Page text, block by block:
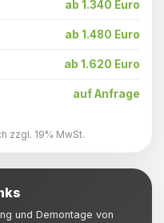
ab 1.340 Euro
ab 1.480 Euro
ab 1.620 Euro
auf Anfrage
zzgl. 19% MwSt.
und Demontage von